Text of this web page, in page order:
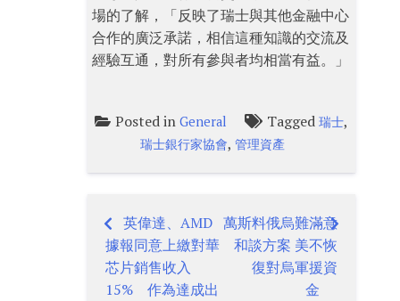
場的了解，「反映了瑞士與其他金融中心
合作的廣泛承諾，相信這種知識的交流及
經驗互通，對所有參與者均相當有益。」
Posted inGeneral Tagged瑞士,
瑞士銀行家協會,管理資產
Post
navigation
英偉達、AMD
據報同意上繳對華
芯片銷售收入
15% 作為達成出
萬斯料俄烏難滿意
和談方案 美不恢
復對烏軍援資
金